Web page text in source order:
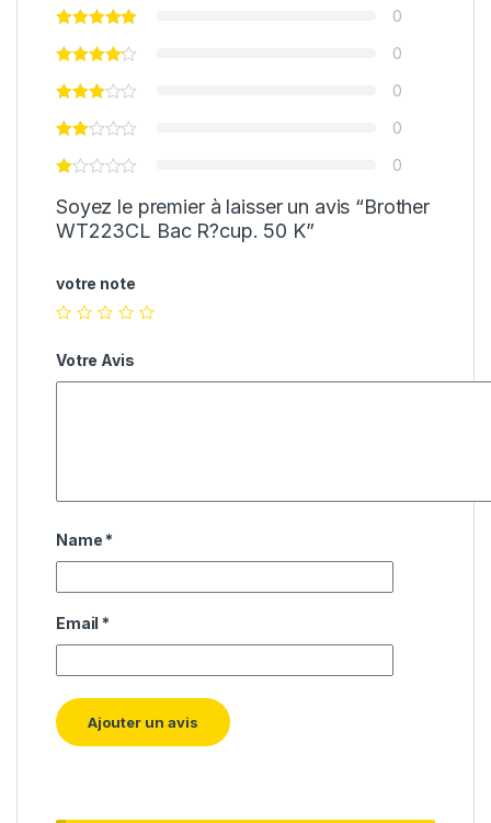
0
0
0
0
0
Soyez le premier à laisser un avis “Brother
WT223CL Bac R?cup. 50 K”
votre note
Votre Avis
Name *
Email *